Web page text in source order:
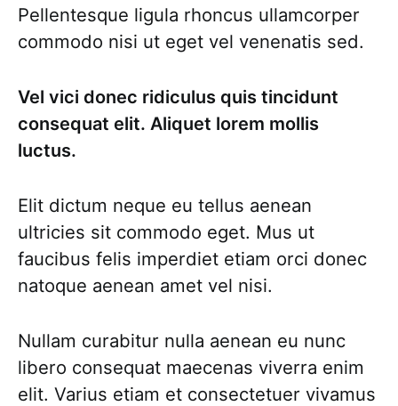
Pellentesque ligula rhoncus ullamcorper
commodo nisi ut eget vel venenatis sed.
Vel vici donec ridiculus quis tincidunt
consequat elit. Aliquet lorem mollis
luctus.
Elit dictum neque eu tellus aenean
ultricies sit commodo eget. Mus ut
faucibus felis imperdiet etiam orci donec
natoque aenean amet vel nisi.
Nullam curabitur nulla aenean eu nunc
libero consequat maecenas viverra enim
elit. Varius etiam et consectetuer vivamus